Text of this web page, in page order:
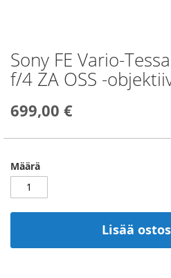
Sony FE Vario-
f/4 ZA OSS -
699,00 €
Määrä
Lisää
Skip
to
the
of